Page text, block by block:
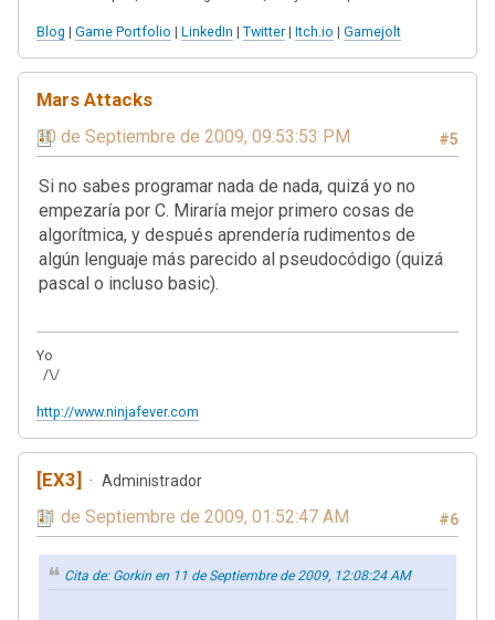
Blog | Game Portfolio | LinkedIn | Twitter | Itch.io | Gamejolt
Mars Attacks
#5
10 de Septiembre de 2009, 09:53:53 PM
Si no sabes programar nada de nada, quizá yo no
empezaría por C. Miraría mejor primero cosas de
algorítmica, y después aprendería rudimentos de
algún lenguaje más parecido al pseudocódigo (quizá
pascal o incluso basic).
Yo
/\/
http://www.ninjafever.com
[EX3] Administrador
#6
11 de Septiembre de 2009, 01:52:47 AM
Cita de: Gorkin en 11 de Septiembre de 2009, 12:08:24 AM